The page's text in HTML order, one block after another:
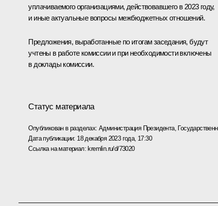
уплачиваемого организациями, действовавшего в 2023 году,
и иные актуальные вопросы межбюджетных отношений.
Предложения, выработанные по итогам заседания, будут
учтены в работе комиссии и при необходимости включены
в доклады комиссии.
Статус материала
Опубликован в разделах: Администрация Президента,
Дата публикации: 18 декабря 2023 года, 17:30
Ссылка на материал: kremlin.ru/d/73020